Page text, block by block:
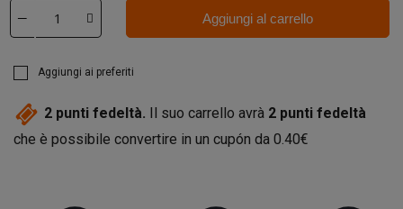
Aggiungi al carrello
Aggiungi ai preferiti
2 punti fedeltà. Il suo carrello avrà 2 punti fedeltà
che è possibile convertire in un cupón da 0.40€